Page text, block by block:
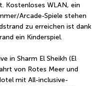
Kostenloses WLAN, ein
Arcade-Spiele stehen
zu erreichen ist dank
ein Kinderspiel.
in Sharm El Sheikh (El
von Rotes Meer und
mit All-inclusive-